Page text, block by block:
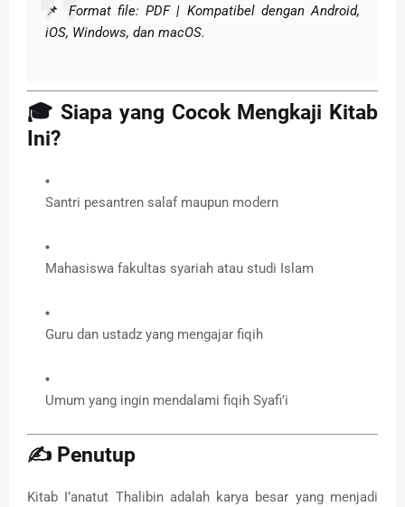
📌 Format file: PDF | Kompatibel dengan Android,
iOS, Windows, dan macOS.
🎓 Siapa yang Cocok Mengkaji Kitab
Ini?
Santri pesantren salaf maupun modern
Mahasiswa fakultas syariah atau studi Islam
Guru dan ustadz yang mengajar fiqih
Umum yang ingin mendalami fiqih Syafi’i
✍️ Penutup
Kitab I’anatut Thalibin adalah karya besar yang menjadi